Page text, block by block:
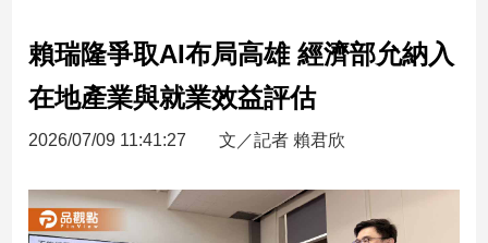
台
財
新
產
經/
賴瑞隆爭取AI布局高雄 經濟部允納入
在地產業與就業效益評估
2026/07/09 11:41:27 文／記者 賴君欣